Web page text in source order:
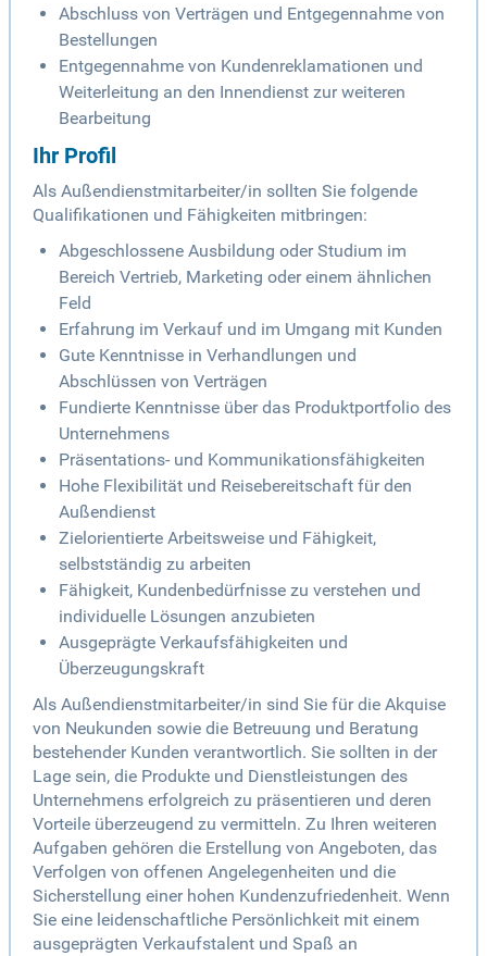
Abschluss von Verträgen und Entgegennahme von
Bestellungen
Entgegennahme von Kundenreklamationen und
Weiterleitung an den Innendienst zur weiteren
Bearbeitung
Ihr Profil
Als Außendienstmitarbeiter/in sollten Sie folgende
Qualifikationen und Fähigkeiten mitbringen:
Abgeschlossene Ausbildung oder Studium im
Bereich Vertrieb, Marketing oder einem ähnlichen
Feld
Erfahrung im Verkauf und im Umgang mit Kunden
Gute Kenntnisse in Verhandlungen und
Abschlüssen von Verträgen
Fundierte Kenntnisse über das Produktportfolio des
Unternehmens
Präsentations- und Kommunikationsfähigkeiten
Hohe Flexibilität und Reisebereitschaft für den
Außendienst
Zielorientierte Arbeitsweise und Fähigkeit,
selbstständig zu arbeiten
Fähigkeit, Kundenbedürfnisse zu verstehen und
individuelle Lösungen anzubieten
Ausgeprägte Verkaufsfähigkeiten und
Überzeugungskraft
Als Außendienstmitarbeiter/in sind Sie für die Akquise
von Neukunden sowie die Betreuung und Beratung
bestehender Kunden verantwortlich. Sie sollten in der
Lage sein, die Produkte und Dienstleistungen des
Unternehmens erfolgreich zu präsentieren und deren
Vorteile überzeugend zu vermitteln. Zu Ihren weiteren
Aufgaben gehören die Erstellung von Angeboten, das
Verfolgen von offenen Angelegenheiten und die
Sicherstellung einer hohen Kundenzufriedenheit. Wenn
Sie eine leidenschaftliche Persönlichkeit mit einem
ausgeprägten Verkaufstalent und Spaß an